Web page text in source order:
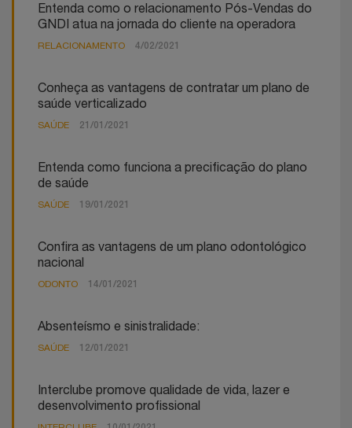
Entenda como o relacionamento Pós-Vendas do
GNDI atua na jornada do cliente na operadora
RELACIONAMENTO 4/02/2021
Conheça as vantagens de contratar um plano de
saúde verticalizado
SAÚDE 21/01/2021
Entenda como funciona a precificação do plano
de saúde
SAÚDE 19/01/2021
Confira as vantagens de um plano odontológico
nacional
ODONTO 14/01/2021
Absenteísmo e sinistralidade:
SAÚDE 12/01/2021
Interclube promove qualidade de vida, lazer e
desenvolvimento profissional